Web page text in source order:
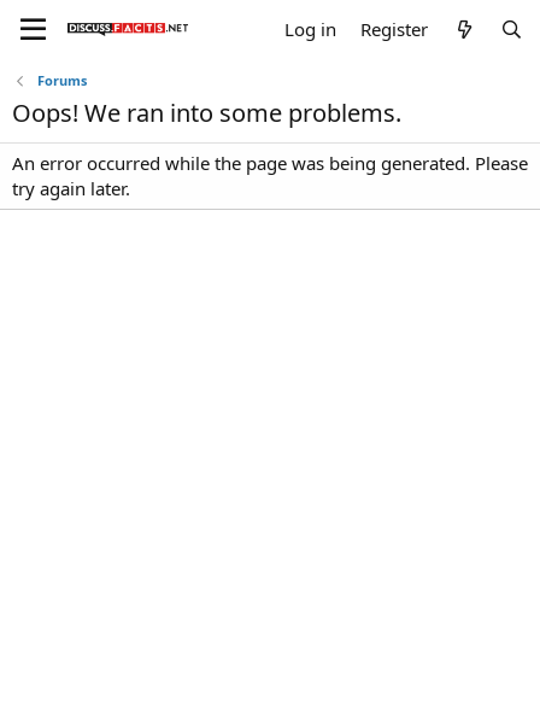
Log in Register
Forums
Oops! We ran into some problems.
An error occurred while the page was being generated. Please
try again later.